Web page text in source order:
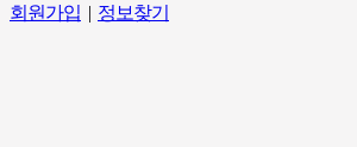
회원가입 | 정보찾기